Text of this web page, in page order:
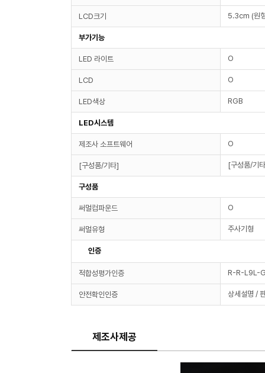
LCD크기 5.3cm (원
부가기능
LED 라이트 O
LCD O
LED색상 RGB
LED시스템
제조사 소프트웨어 O
[구성품/기타] [구성품/기
구성품
써멀컴파운드 O
써멀유형 주사기형
인증
적합성평가인증 R-R-L9L-
안전확인인증 상세설명 /
제조사제공